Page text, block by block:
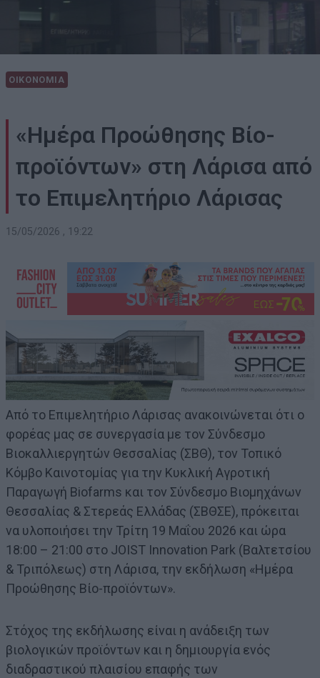
ΟΙΚΟΝΟΜΙΑ
«Ημέρα Προώθησης Βίο-
προϊόντων» στη Λάρισα από
το Επιμελητήριο Λάρισας
15/05/2026 , 19:22
Από το Επιμελητήριο Λάρισας ανακοινώνεται ότι ο
φορέας μας σε συνεργασία με τον Σύνδεσμο
Βιοκαλλιεργητών Θεσσαλίας (ΣΒΘ), τον Τοπικό
Κόμβο Καινοτομίας για την Κυκλική Αγροτική
Παραγωγή Biofarms και τον Σύνδεσμο Βιομηχάνων
Θεσσαλίας & Στερεάς Ελλάδας (ΣΒΘΣΕ), πρόκειται
να υλοποιήσει την Τρίτη 19 Μαΐου 2026 και ώρα
18:00 – 21:00 στο JOIST Innovation Park (Βαλτετσίου
& Τριπόλεως) στη Λάρισα, την εκδήλωση «Ημέρα
Προώθησης Βίο-προϊόντων».
Στόχος της εκδήλωσης είναι η ανάδειξη των
βιολογικών προϊόντων και η δημιουργία ενός
διαδραστικού πλαισίου επαφής των